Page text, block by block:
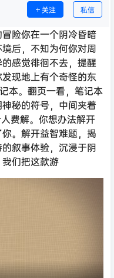
关注 私信
险你在一个阴冷昏暗
后，不知为何你对周
感觉徘徊不去，提醒
现地上有个奇怪的东
本。翻页一看，笔记本
秘的符号，中间夹着
费解。你想办法解开
。解开益智难题，揭
叙事体验，沉浸于阴
们把这款游